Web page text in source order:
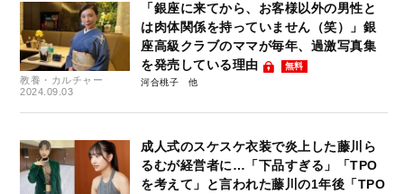
教養・カルチャー
2024.09.03
「銀座に来てから、お客様以外の男性と
は肉体関係を持っていません（笑）」銀
座高級クラブのママが毎年、過激写真集
を発売している理由
無料
河合桃子
成人式のスケスケ衣装で炎上した藤川ら
るむが経営者に…「下品すぎる」「TPO
を考えて」と言われた藤川の1年後「TPO